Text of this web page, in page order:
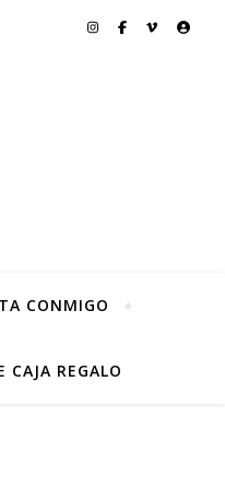
CONMIGO
CAJA REGALO